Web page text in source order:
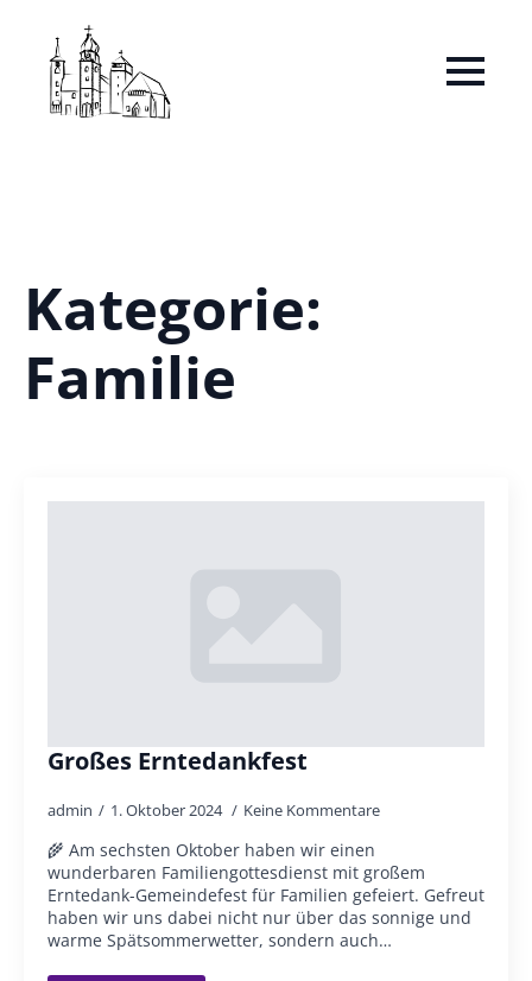
Kategorie:
Familie
Großes Erntedankfest
admin 1. Oktober 2024 Keine Kommentare
🌾 Am sechsten Oktober haben wir einen
wunderbaren Familiengottesdienst mit großem
Erntedank-Gemeindefest für Familien gefeiert. Gefreut
haben wir uns dabei nicht nur über das sonnige und
warme Spätsommerwetter, sondern auch…